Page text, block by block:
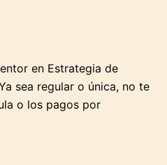
en Estrategia de
sea regular o única, no te
o los pagos por